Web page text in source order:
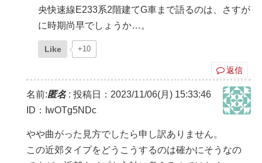
央快速線E233系2階建てG車まで語るのは、さすが
に時期尚早でしょうか…。
Like +10
返信
名前:匿名: 投稿日：2023/11/06(月) 15:33:46
ID：IwOTg5NDc
やや曲がった見方でしたら申し訳ありません。
この近郊タイプをどうこうするのは確かにそうなの